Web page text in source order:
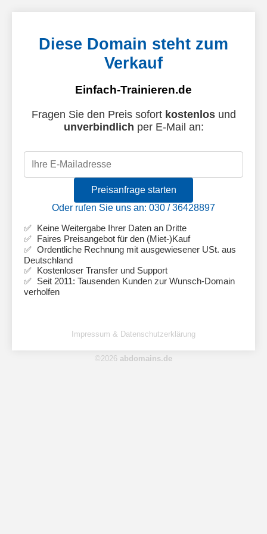
Diese Domain steht zum
Verkauf
Einfach-Trainieren.de
Fragen Sie den Preis sofort kostenlosund
unverbindlich per E-Mail an:
Preisanfrage starten
Oder rufen Sie uns an: 030 / 36428897
Keine Weitergabe Ihrer Daten an Dritte
Faires Preisangebot für den (Miet-)Kauf
Ordentliche Rechnung mit ausgewiesener USt. aus
Deutschland
Kostenloser Transfer und Support
Seit 2011: Tausenden Kunden zur Wunsch-Domain
verholfen
Impressum & Datenschutzerklärung
©2026 abdomains.de